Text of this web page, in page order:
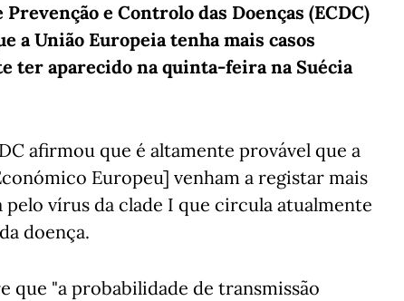
e Controlo das Doenças (ECDC)
a União Europeia tenha mais casos
ter aparecido na quinta-feira na Suécia
afirmou que é altamente provável que a
Europeu] venham a registar mais
vírus da clade I que circula atualmente
doença.
que "a probabilidade de transmissão